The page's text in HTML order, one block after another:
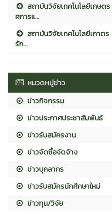
สถาบันวิจัยเทคโนโลยีเกษ
ศการแ...
สถาบันวิจัยเทคโนโลยีเกาต
รัก...
หมวดหมู่ข่าว
ข่าวกิจกรรม
ข่าวประกาศประชาสัมพันธ์
ข่าวรับสมัครงาน
ข่าวจัดซื้อจัดจ้าง
ข่าวบุคลากร
ข่าวรับสมัครนักศึกษาใหม่
ข่าวทุน/วิจัย